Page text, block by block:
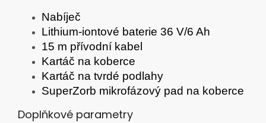
Nabíječ
Lithium-iontové baterie 36 V/6 Ah
15 m přívodní kabel
Kartáč na koberce
Kartáč na tvrdé podlahy
SuperZorb mikrofázový pad na koberce
Doplňkové parametry